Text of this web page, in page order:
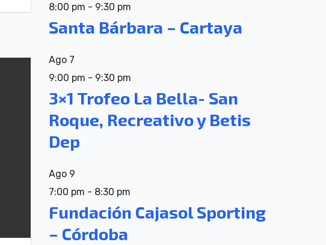
8:00 pm - 9:30 pm
Santa Bárbara – Cartaya
Ago 7
9:00 pm - 9:30 pm
3×1 Trofeo La Bella- San
Roque, Recreativo y Betis
Dep
Ago 9
7:00 pm - 8:30 pm
Fundación Cajasol Sporting
– Córdoba